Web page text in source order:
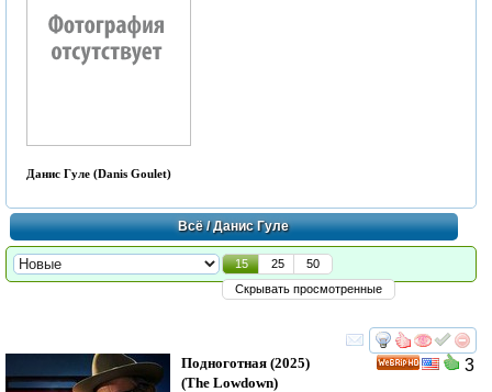
Данис Гуле (Danis Goulet)
Всё/ Данис Гуле
15 25
50
Скрывать просмотренные
смотреть
3
Подноготная (2025)
(The Lowdown)